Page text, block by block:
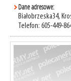
Dane adresowe:
Białobrzeska34,
Telefon: 605-449-